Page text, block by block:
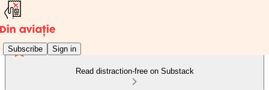
Subscribe Sign in
Read distraction-free on Substack